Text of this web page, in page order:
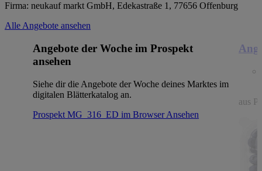
Firma: neukauf markt GmbH, Edekastraße 1, 77656 Offenburg
Alle Angebote ansehen
Angebote der Woche im Prospekt
ansehen
Siehe dir die Angebote der Woche deines Marktes im
digitalen Blätterkatalog an.
Prospekt MG_316_ED im BrowserAnsehen
aus